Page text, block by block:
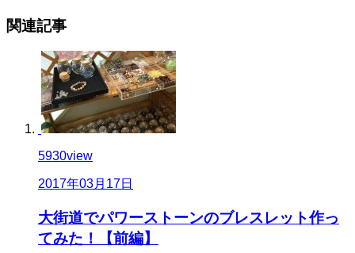
関連記事
5930view
2017年03月17日
大街道でパワーストーンのブレスレット作っ
てみた！【前編】